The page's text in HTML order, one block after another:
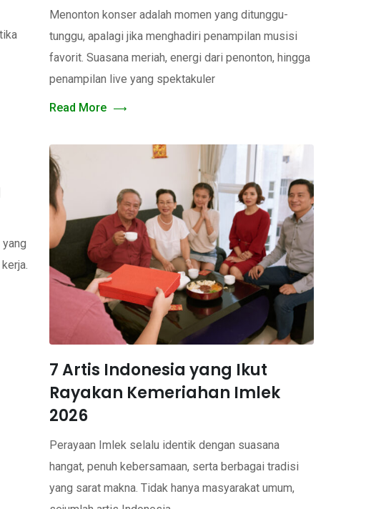
Menonton konser adalah momen yang ditunggu-
tunggu, apalagi jika menghadiri penampilan musisi
favorit. Suasana meriah, energi dari penonton, hingga
penampilan live yang spektakuler
Read More
7 Artis Indonesia yang Ikut
Rayakan Kemeriahan Imlek
2026
Perayaan Imlek selalu identik dengan suasana
hangat, penuh kebersamaan, serta berbagai tradisi
yang sarat makna. Tidak hanya masyarakat umum,